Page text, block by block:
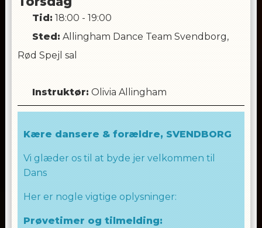
Tid: 18:00 - 19:00
Sted: Allingham Dance Team Svendborg,
Rød Spejl sal
Instruktør: Olivia Allingham
Kære dansere & forældre, SVENDBORG
Vi glæder os til at byde jer velkommen til
Dans
Her er nogle vigtige oplysninger:
Prøvetimer og tilmelding: